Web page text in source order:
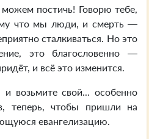
постичь! Говорю тебе,
что мы люди, и смерть —
сталкиваться. Но это
это благословенно —
и всё это изменится.
и возьмите свой... особенно
теперь, чтобы пришли на
евангелизацию.